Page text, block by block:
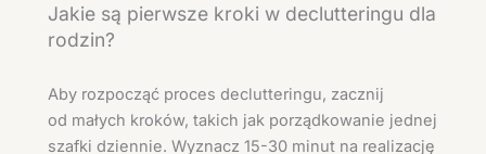
Jakie są pierwsze kroki w declutteringu dla
rodzin?
Aby rozpocząć proces declutteringu, zacznij
od małych kroków, takich jak porządkowanie jednej
szafki dziennie. Wyznacz 15-30 minut na realizację